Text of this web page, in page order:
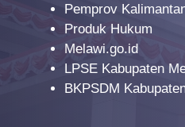
Pemprov
Produk Hukum
Melawi.go.id
LPSE Kabupaten
BKPSDM